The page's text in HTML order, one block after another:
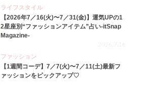
ライフスタイル
【2026年7／16(火)〜7／31(金)】運気UPの1
2星座別“ファッションアイテム”占い-itSnap
Magazine-
2026.7.16
ファッション
【1週間コーデ】7／7(火)〜7／11(土)最新フ
ァッションをピックアップ♡